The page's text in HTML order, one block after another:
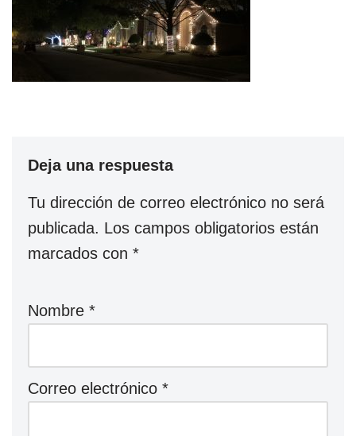
Deja una respuesta
Tu dirección de correo electrónico no será
publicada. Los campos obligatorios están
marcados con *
Nombre *
Correo electrónico *